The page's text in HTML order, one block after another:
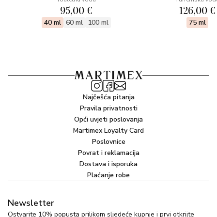
svoju prisutnost i udružujući snage u stvaranju cvjetnog,
voćnog, blistavog i raskošnog mirisa.
95,00 €
40 ml 60 ml 100 ml
126,00 €
75 ml
Najčešća pitanja
Pravila privatnosti
Opći uvjeti poslovanja
Martimex Loyalty Card
Poslovnice
Povrat i reklamacija
Dostava i isporuka
Plaćanje robe
Newsletter
Ostvarite 10% popusta prilikom sljedeće kupnje i prvi otkrijte